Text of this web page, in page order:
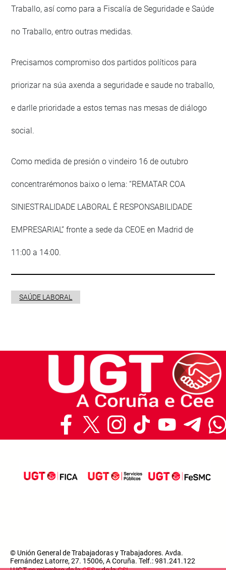
Traballo, así como para a Fiscalía de Seguridade e Saúde
no Traballo, entro outras medidas.
Precisamos compromiso dos partidos políticos para
priorizar na súa axenda a seguridade e saude no traballo,
e darlle prioridade a estos temas nas mesas de diálogo
social.
Como medida de presión o vindeiro 16 de outubro
concentrarémonos baixo o lema: “REMATAR COA
SINIESTRALIDADE LABORAL É RESPONSABILIDADE
EMPRESARIAL” fronte a sede da CEOE en Madrid de
11:00 a 14:00.
SAÚDE LABORAL
© Unión General de Trabajadoras y Trabajadores. Avda.
Fernández Latorre, 27. 15006, A Coruña. Telf.: 981.241.122